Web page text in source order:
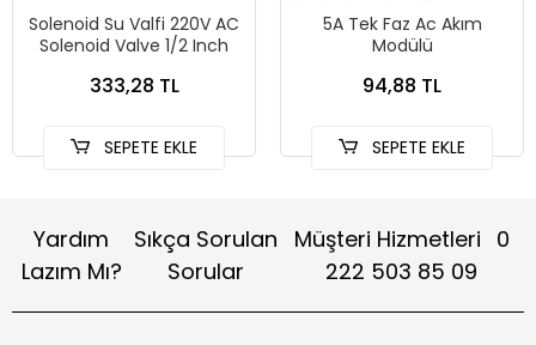
Solenoid Su Valfi 220V AC
Solenoid Valve 1/2 Inch
333,28 TL
SEPETE EKLE
5A Tek Faz Ac Akım
Modülü
94,88 TL
SEPETE EKLE
Yardım
Lazım Mı?
Sıkça Sorulan
Sorular
Müşteri Hizmetleri 0
222 503 85 09